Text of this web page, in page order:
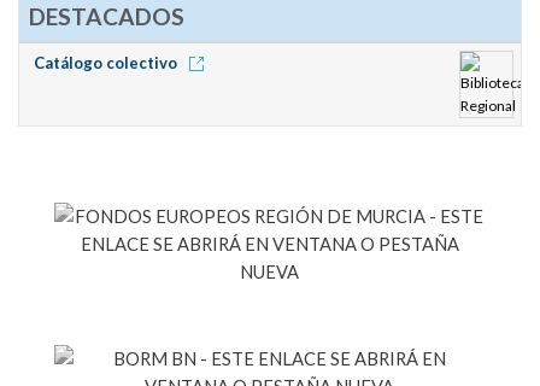
DESTACADOS
Catálogo colectivo